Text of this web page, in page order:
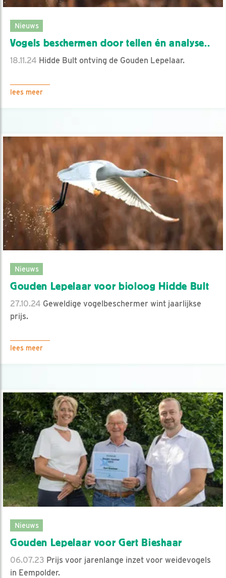
Nieuws
Vogels beschermen door tellen én analyse..
18.11.24 Hidde Bult ontving de Gouden Lepelaar.
lees meer
Nieuws
Gouden Lepelaar voor bioloog Hidde Bult
27.10.24 Geweldige vogelbeschermer wint jaarlijkse
prijs.
lees meer
Nieuws
Gouden Lepelaar voor Gert Bieshaar
06.07.23 Prijs voor jarenlange inzet voor weidevogels
in Eempolder.